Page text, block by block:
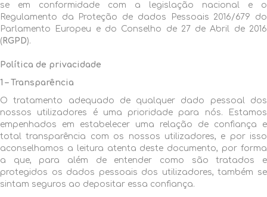
se em conformidade com a legislação nacional e o
Regulamento da Proteção de dados Pessoais 2016/679 do
Parlamento Europeu e do Conselho de 27 de Abril de 2016
( RGPD).
Política de privacidade
1 – Transparência
O tratamento adequado de qualquer dado pessoal dos
nossos utilizadores é uma prioridade para nós. Estamos
empenhados em estabelecer uma relação de confiança e
total transparência com os nossos utilizadores, e por isso
aconselhamos a leitura atenta deste documento, por forma
a que, para além de entender como são tratados e
protegidos os dados pessoais dos utilizadores, também se
sintam seguros ao depositar essa confiança.